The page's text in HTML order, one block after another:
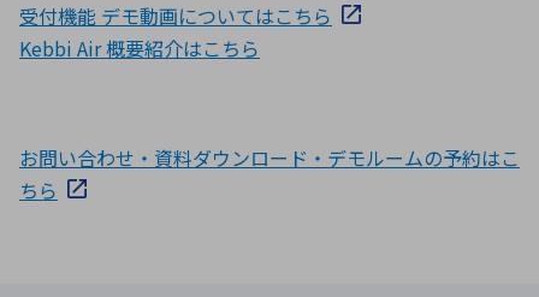
受付機能 デモ動画についてはこちら
Kebbi Air 概要紹介はこちら
お問い合わせ・資料ダウンロード・デモルームの予約はこ
ちら